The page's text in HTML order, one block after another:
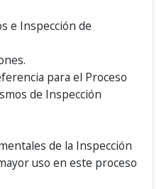
e Inspección de
para el Proceso
de Inspección
de la Inspección
uso en este proceso